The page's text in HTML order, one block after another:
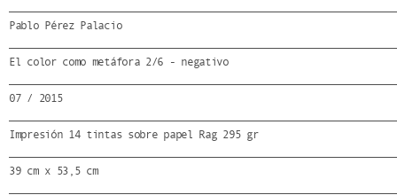
Pablo Pérez Palacio
El color como metáfora 2/6 - negativo
07 / 2015
Impresión 14 tintas sobre papel Rag 295 gr
39 cm x 53,5 cm